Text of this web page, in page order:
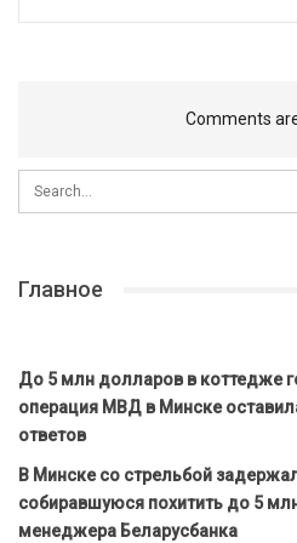
Comments
Главное
До 5 млн долларов в коттедже
операция МВД в Минске
ответов
В Минске со стрельбой
собиравшуюся похитить до 5
менеджера Беларусбанка